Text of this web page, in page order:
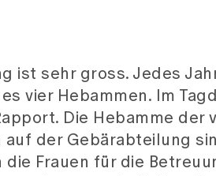
ist sehr gross. Jedes
vier Hebammen. Im
Die Hebamme
auf der Gebärabteilung
Frauen für die